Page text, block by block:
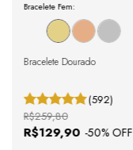
Bracelete Fem:
Bracelete Dourado
(592)
R$129,90 -50% OFF
R$259,80